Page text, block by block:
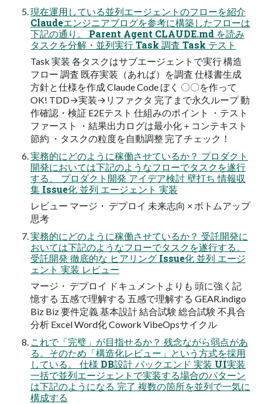
現在運用している並列エージェントのフローを紹介
Claudeエンジニアブログを参考に構築したフローは
下記の通り。 Parent Agent CLAUDE.md を読み
タスクを分解・並列実行 Task 調査 Task テスト
Task 実装 各タスクはサブエージェントで実行 構造
フロー 調査 既存実装（あれば）を調査 仕様書生成
方針と仕様を作成 Claude Code ぼく 〇〇を作って
OK! TDD→実装→リファクタ 完了まで永久ループ 動
作確認・検証 E2Eテスト 仕組みのポイント ・テスト
ファースト ・結果出力ログは最小化＋コンテキスト
節約 ・タスクの粒度を自動調整 完了チェック！
実務的にどのように稼働させているか？ プロダクト
開発においては下記のようなフローでタスクを遂行
する。 プロダクト開発 アイデア検討 壁打ち 情報収
集 Issue化 並列 エージェント 実装
レビュー マージ・ デプロイ 未来志向 × ボトムアップ
思考
実務的にどのように稼働させているか？ 受託開発に
おいては下記のようなフローでタスクを遂行する。
受託開発 徹底的な ヒアリング Issue化 並列 エージ
ェント 実装 レビュー
マージ・ デプロイ ドキュメントよりも 頭に強く記
憶する 五感で理解する 五感で理解する GEAR.indigo
Biz Biz 要件定義 基本設計 結合試験 総合試験 不具合
分析 Excel Word化 Cowork VibeOpsサイクル
これで「完璧」が目指せるか？ 残念ながら弱点があ
る。そのため「構造化レビュー」という方式を採用
している。 仕様 DB設計 バックエンド 実装 UI実装
一括で並列エージェントで実装する場合のパターン
は下記のようになる 完了 複数の箇所を並列で一気に
構成する